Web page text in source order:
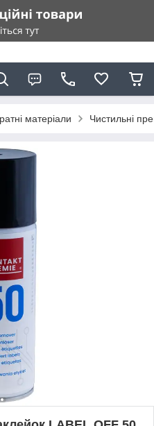
матеріали Чистильні